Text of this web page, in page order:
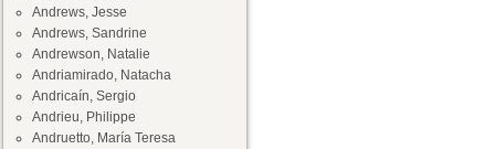
Andrews, Jesse
Andrews, Sandrine
Andrewson, Natalie
Andriamirado, Natacha
Andricaín, Sergio
Andrieu, Philippe
Andruetto, María Teresa